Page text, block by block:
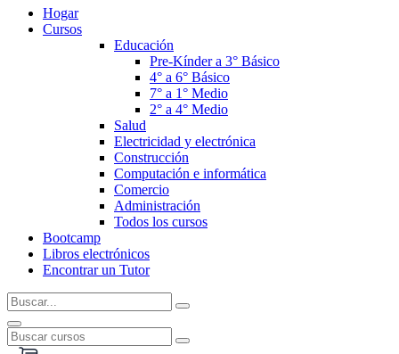
Hogar
Cursos
Educación
Pre-Kínder a 3° Básico
4° a 6° Básico
7° a 1° Medio
2° a 4° Medio
Salud
Electricidad y electrónica
Construcción
Computación e informática
Comercio
Administración
Todos los cursos
Bootcamp
Libros electrónicos
Encontrar un Tutor